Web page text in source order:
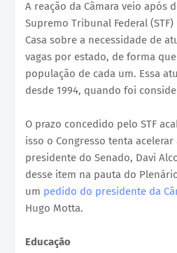
A reação da Câmara veio após
Supremo Tribunal Federal
Casa sobre a necessidade de
vagas por estado, de forma
população de cada um. Essa
desde 1994, quando foi
O prazo concedido pelo STF
isso o Congresso tenta
presidente do Senado, Davi
desse item na pauta do
um pedido do presidente da
Hugo Motta.
Educação